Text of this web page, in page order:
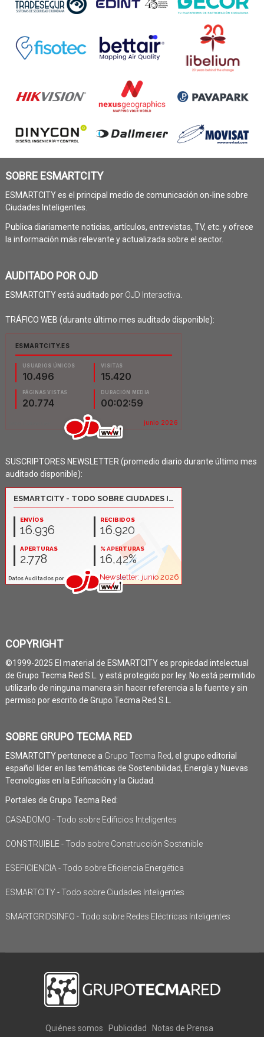
SOBRE ESMARTCITY
ESMARTCITY es el principal medio de comunicación on-line sobre
Ciudades Inteligentes.
Publica diariamente noticias, artículos, entrevistas, TV, etc. y ofrece
la información más relevante y actualizada sobre el sector.
AUDITADO POR OJD
ESMARTCITY está auditado por OJD Interactiva
TRÁFICO WEB (durante último mes auditado disponible):
SUSCRIPTORES NEWSLETTER (promedio diario durante último mes
auditado disponible):
COPYRIGHT
©1999-2025 El material de ESMARTCITY es propiedad intelectual
de Grupo Tecma Red S.L. y está protegido por ley. No está permitido
utilizarlo de ninguna manera sin hacer referencia a la fuente y sin
permiso por escrito de Grupo Tecma Red S.L.
SOBRE GRUPO TECMA RED
ESMARTCITY pertenece a Grupo Tecma Red, el grupo editorial
español líder en las temáticas de Sostenibilidad, Energía y Nuevas
Tecnologías en la Edificación y la Ciudad.
Portales de Grupo Tecma Red:
CASADOMO - Todo sobre Edificios Inteligentes
CONSTRUIBLE - Todo sobre Construcción Sostenible
ESEFICIENCIA - Todo sobre Eficiencia Energética
ESMARTCITY - Todo sobre Ciudades Inteligentes
SMARTGRIDSINFO - Todo sobre Redes Eléctricas Inteligentes
Quiénes somos Publicidad
Notas de Prensa